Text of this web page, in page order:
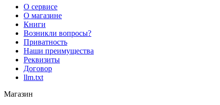
О сервисе
О магазине
Книги
Возникли вопросы?
Приватность
Наши преимущества
Реквизиты
Договор
llm.txt
Магазин